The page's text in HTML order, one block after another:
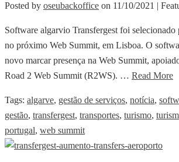
Posted by oseubackoffice on 11/10/2021 |
Software algarvio Transfergest foi selecionado
no próximo Web Summit, em Lisboa. O
novo marcar presença na Web Summit,
Road 2 Web Summit (R2WS). … Read More
Tags: algarve, gestão de serviços, notícia,
gestão, transfergest, transportes, turismo,
portugal, web summit